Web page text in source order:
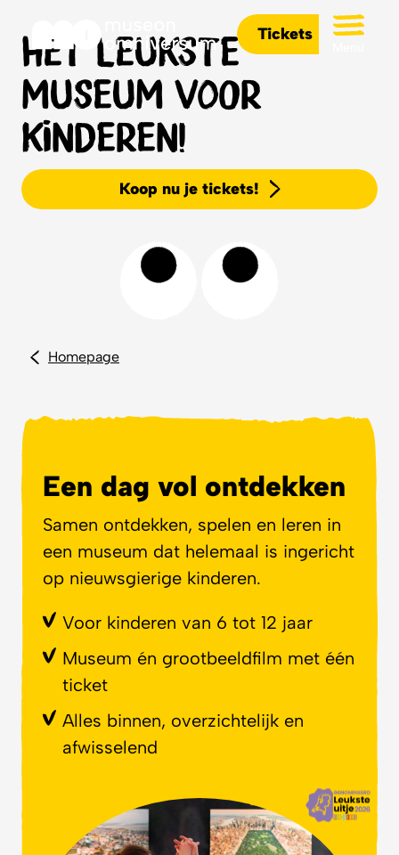
Tickets
Hèt leukste
museum voor
kinderen!
Koop nu je tickets!
Homepage
Een dag vol ontdekken
Samen ontdekken, spelen en leren in
een museum dat helemaal is ingericht
op nieuwsgierige kinderen.
Voor kinderen van 6 tot 12 jaar
Museum én grootbeeldfilm met één
ticket
Alles binnen, overzichtelijk en
afwisselend